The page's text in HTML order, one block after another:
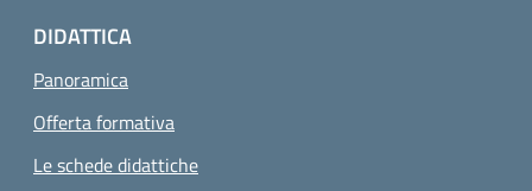
DIDATTICA
Panoramica
Offerta formativa
Le schede didattiche